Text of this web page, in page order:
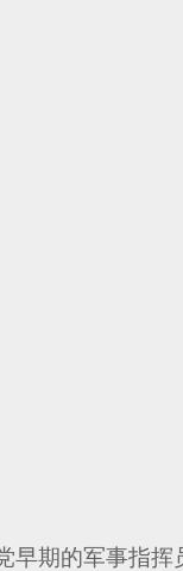
期的军事指挥